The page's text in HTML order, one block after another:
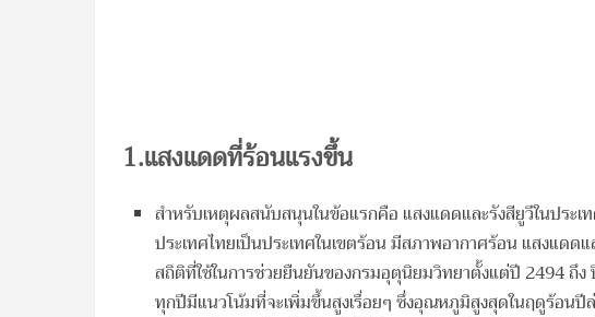
1.แสงแดดที่ร้อนแรงขึ้น
สำหรับเหตุผลสนับสนุนในข้อแรกคือ แสงแดดและรังสียูวีในประ
ประเทศไทยเป็นประเทศในเขตร้อน มีสภาพอากาศร้อน แสงแดด
สถิติที่ใช้ในการช่วยยืนยันของกรมอุตุนิยมวิทยาตั้งแต่ปี 2494 ถึ
ทุกปีมีแนวโน้มที่จะเพิ่มขึ้นสูงเรื่อยๆ ซึ่งอุณหภูมิสูงสุดในฤดูร้อนปี